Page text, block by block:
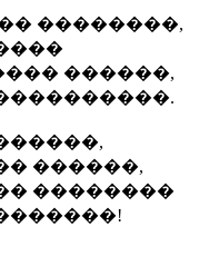
��������,
������,
������,
��������